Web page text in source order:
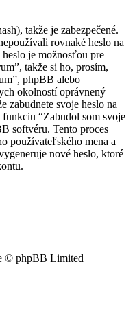
takže je zabezpečené.
rovnaké heslo na
je možnosťou pre
takže si ho, prosím,
phpBB alebo
okolností oprávnený
zabudnete svoje heslo na
“Zabudol som svoje
softvéru. Tento proces
používateľského mena a
nové heslo, ktoré
© phpBB Limited